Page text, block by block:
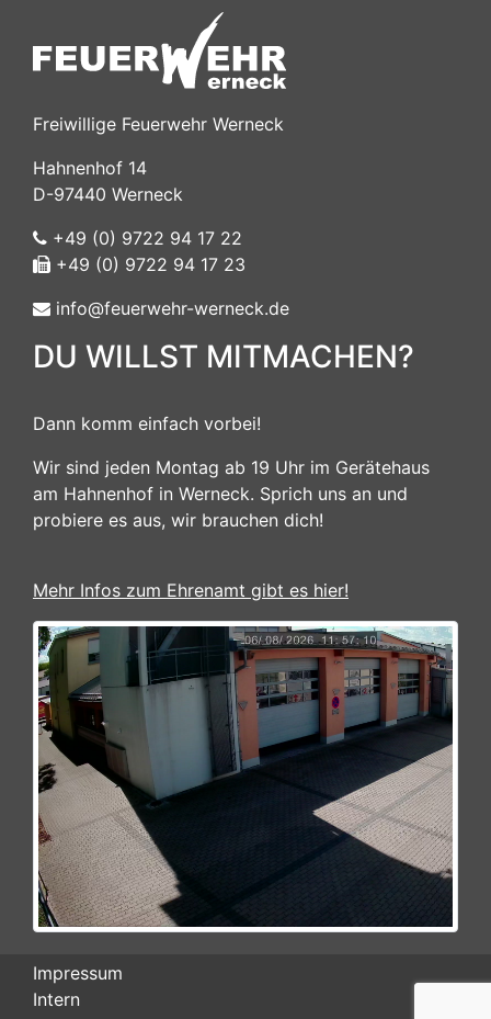
Freiwillige Feuerwehr Werneck
Hahnenhof 14
D-97440 Werneck
+49 (0) 9722 94 17 22
+49 (0) 9722 94 17 23
info@feuerwehr-werneck.de
DU WILLST MITMACHEN?
Dann komm einfach vorbei!
Wir sind jeden Montag ab 19 Uhr im Gerätehaus
am Hahnenhof in Werneck. Sprich uns an und
probiere es aus, wir brauchen dich!
Mehr Infos zum Ehrenamt gibt es hier!
Impressum
Intern